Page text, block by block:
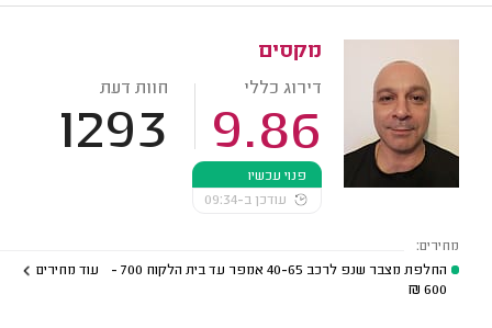
מקסים
דירוג כללי
9.86
חוות דעת
1293
פנוי עכשיו
עודכן ב-09:34
מחירים:
החלפת מצבר שנפ לרכב 40-65 אמפר עד בית הלקוח
700 -
600
₪
עוד מחירים